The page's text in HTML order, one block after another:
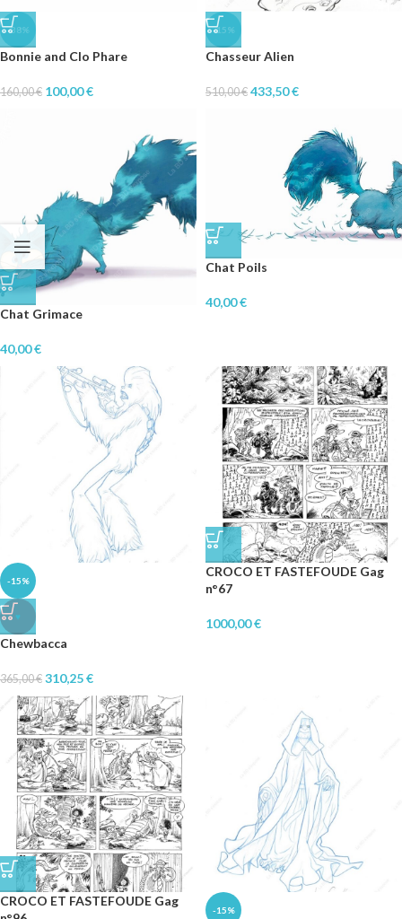
-38%
Bonnie and Clo Phare
160,00€ 100,00€
-15%
Chasseur Alien
510,00€ 433,50€
Chat Grimace
40,00€
Chat Poils
40,00€
-15%
♥
Chewbacca
365,00€ 310,25€
CROCO ET FASTEFOUDE Gag
n°67
1000,00€
CROCO ET FASTEFOUDE Gag
-15%